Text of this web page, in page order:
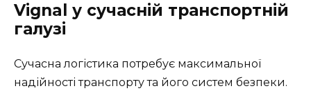
Vignal у сучасній транспортній
галузі
Сучасна логістика потребує максимальної
надійності транспорту та його систем безпеки.